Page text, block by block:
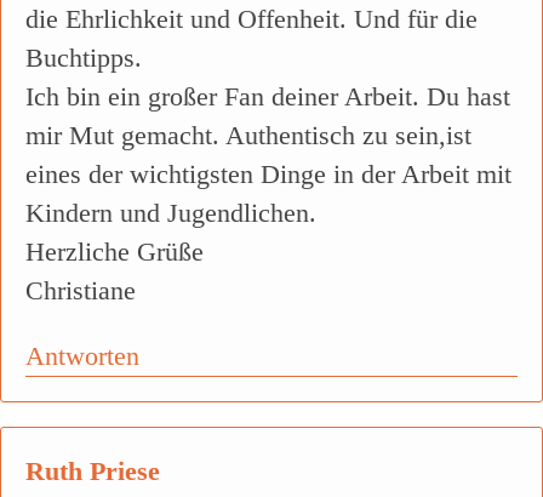
die Ehrlichkeit und Offenheit. Und für die
Buchtipps.
Ich bin ein großer Fan deiner Arbeit. Du hast
mir Mut gemacht. Authentisch zu sein,ist
eines der wichtigsten Dinge in der Arbeit mit
Kindern und Jugendlichen.
Herzliche Grüße
Christiane
Antworten
Ruth Priese